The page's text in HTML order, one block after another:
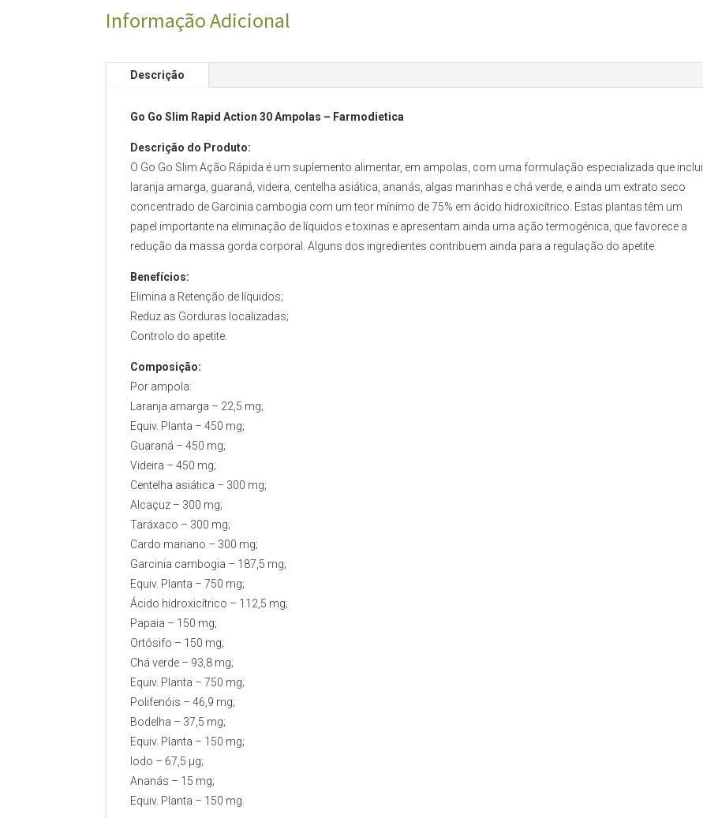
Informação Adicional
Descrição
Go Go Slim Rapid Action 30 Ampolas – Farmodietica
Descrição do Produto:
O Go Go Slim Ação Rápida é um suplemento alimentar, em ampolas, com uma formulação especializada que inclui
laranja amarga, guaraná, videira, centelha asiática, ananás, algas marinhas e chá verde, e ainda um extrato seco
concentrado de Garcinia cambogia com um teor mínimo de 75% em ácido hidroxicítrico. Estas plantas têm um
papel importante na eliminação de líquidos e toxinas e apresentam ainda uma ação termogénica, que favorece a
redução da massa gorda corporal. Alguns dos ingredientes contribuem ainda para a regulação do apetite.
Benefícios:
Elimina a Retenção de líquidos;
Reduz as Gorduras localizadas;
Controlo do apetite.
Composição:
Por ampola:
Laranja amarga – 22,5 mg;
Equiv. Planta – 450 mg;
Guaraná – 450 mg;
Videira – 450 mg;
Centelha asiática – 300 mg;
Alcaçuz – 300 mg;
Taráxaco – 300 mg;
Cardo mariano – 300 mg;
Garcinia cambogia – 187,5 mg;
Equiv. Planta – 750 mg;
Ácido hidroxicítrico – 112,5 mg;
Papaia – 150 mg;
Ortósifo – 150 mg;
Chá verde – 93,8 mg;
Equiv. Planta – 750 mg;
Polifenóis – 46,9 mg;
Bodelha – 37,5 mg;
Equiv. Planta – 150 mg;
Iodo – 67,5 µg;
Ananás – 15 mg;
Equiv. Planta – 150 mg.